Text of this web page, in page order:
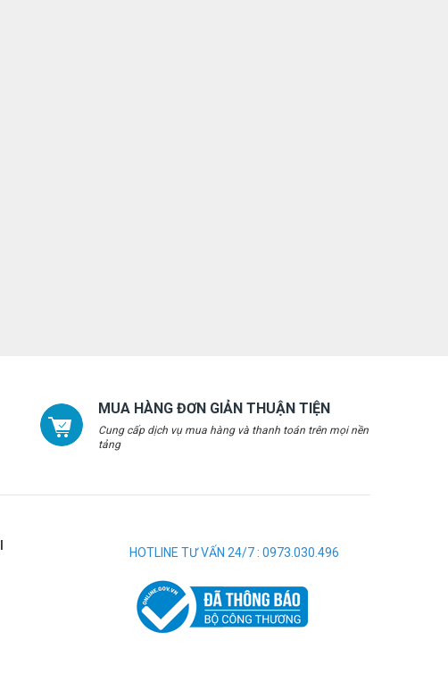
MUA HÀNG ĐƠN GIẢN THUẬN TIỆN
Cung cấp dịch vụ mua hàng và thanh toán trên mọi nền
tảng
HOTLINE TƯ VẤN 24/7 : 0973.030.496